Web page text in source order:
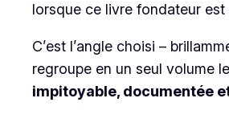
lorsque ce livre fondateur est
C’est l’angle choisi –
regroupe en un seul volume
impitoyable, documentée